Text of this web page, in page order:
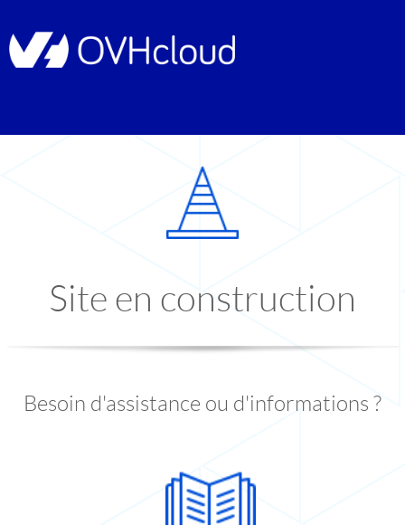
Site en construction
Besoin d'assistance ou d'informations ?